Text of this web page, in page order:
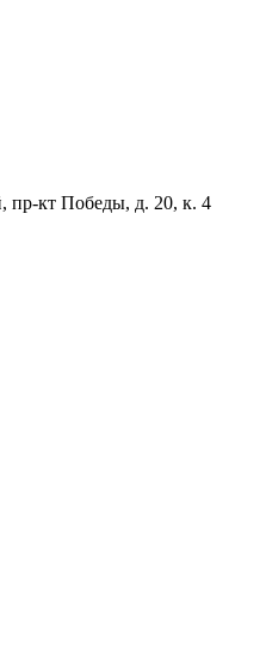
пр-кт Победы, д. 20, к. 4